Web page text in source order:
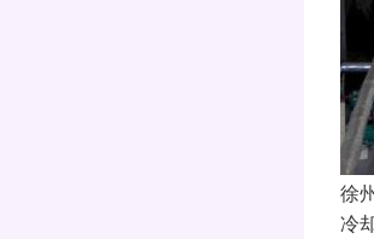
徐
冷